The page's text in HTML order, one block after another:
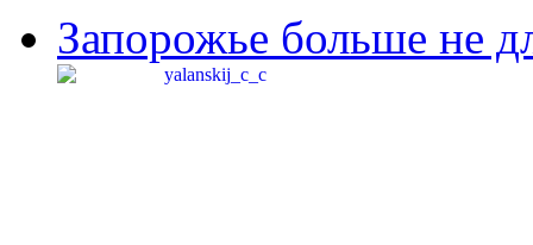
Запорожье больше не